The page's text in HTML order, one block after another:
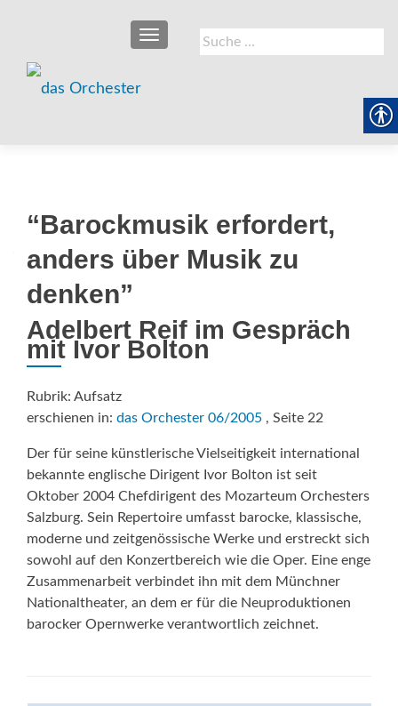
Suche
nach:
SCHALTE NAVIGATION
“Barockmusik erfordert,
anders über Musik zu
denken”
Adelbert Reif im Gespräch
mit Ivor Bolton
Rubrik: Aufsatz
erschienen in: das Orchester 06/2005 , Seite 22
Der für seine künstlerische Vielseitigkeit international
bekannte englische Dirigent Ivor Bolton ist seit
Oktober 2004 Chefdirigent des Mozarteum Orchesters
Salzburg. Sein Repertoire umfasst barocke, klassische,
moderne und zeitgenössische Werke und erstreckt sich
sowohl auf den Konzertbereich wie die Oper. Eine enge
Zusammenarbeit verbindet ihn mit dem Münchner
Nationaltheater, an dem er für die Neuproduktionen
barocker Opernwerke verantwortlich zeichnet.